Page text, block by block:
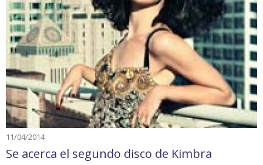
11/04/2014
Se acerca el segundo disco de Kimbra